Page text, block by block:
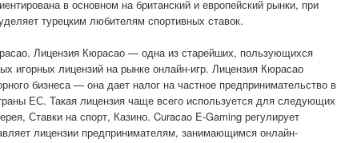
в основном на британский и европейский рынки, при
турецким любителям спортивных ставок.
Лицензия Кюрасао — одна из старейших, пользующихся
игорных лицензий на рынке онлайн-игр. Лицензия Кюрасао
бизнеса — она дает налог на частное предпринимательство в
ЕС. Такая лицензия чаще всего используется для следующих
Ставки на спорт, Казино. Curacao E-Gaming регулирует
лицензии предпринимателям, занимающимся онлайн-